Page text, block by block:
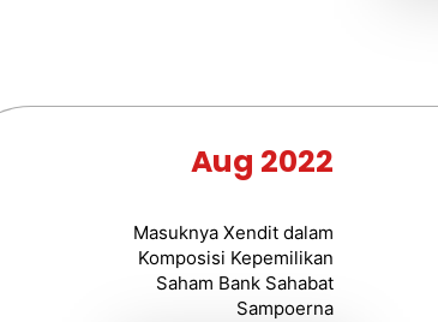
Aug 2022
Masuknya Xendit dalam
Komposisi Kepemilikan
Saham Bank Sahabat
Sampoerna